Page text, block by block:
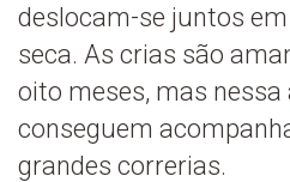
deslocam-se juntos
seca. As crias são
oito meses, mas
conseguem
grandes correrias.